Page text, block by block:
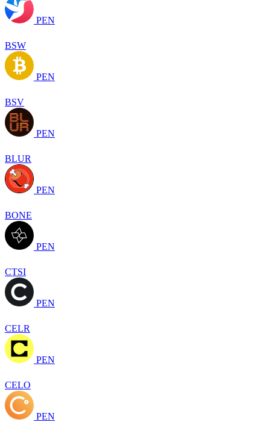
PEN
BSW
PEN
BSV
PEN
BLUR
PEN
BONE
PEN
CTSI
PEN
CELR
PEN
CELO
PEN